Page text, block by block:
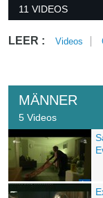
11 VIDEOS
LEER : Videos
MÄNNER
5 Videos